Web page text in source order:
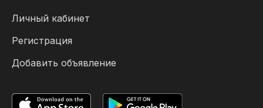
Личный кабинет
Регистрация
Добавить объявление